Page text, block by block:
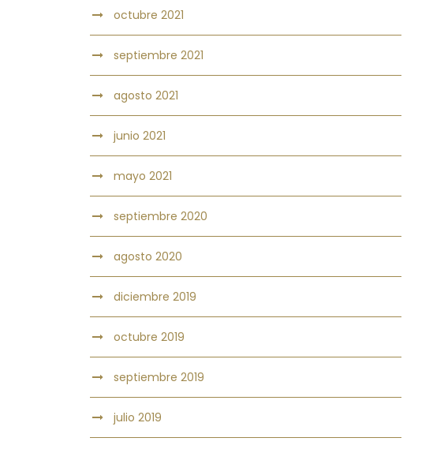
octubre 2021
septiembre 2021
agosto 2021
junio 2021
mayo 2021
septiembre 2020
agosto 2020
diciembre 2019
octubre 2019
septiembre 2019
julio 2019